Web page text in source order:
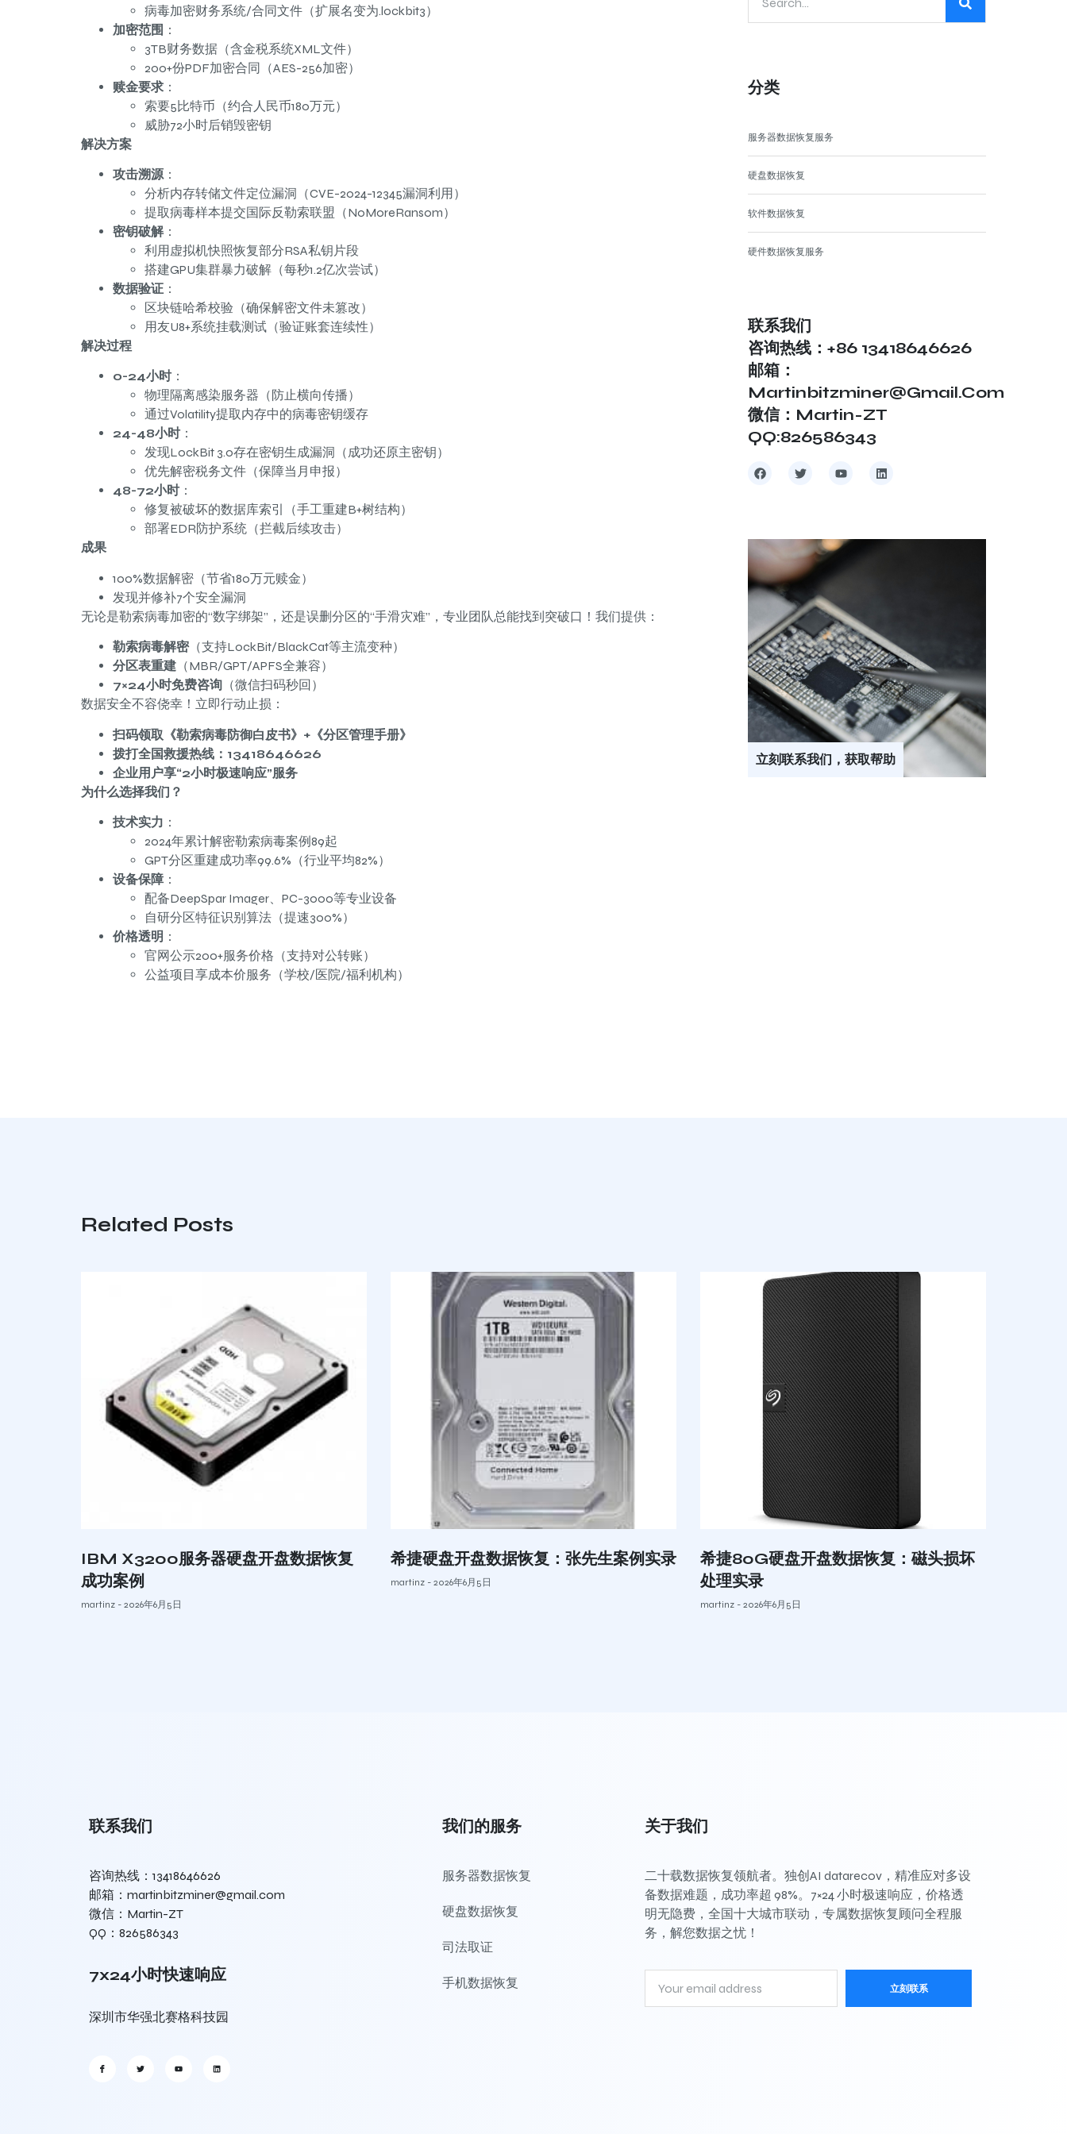
病毒加密财务系统/合同文件（扩展名变为.lockbit3）
加密范围 ：
3TB财务数据（含金税系统XML文件）
200+份PDF加密合同（AES-256加密）
赎金要求 ：
索要5比特币（约合人民币180万元）
威胁72小时后销毁密钥
解决方案
攻击溯源：
分析内存转储文件定位漏洞（CVE-2024-12345漏洞利用）
提取病毒样本提交国际反勒索联盟（NoMoreRansom）
密钥破解：
利用虚拟机快照恢复部分RSA私钥片段
搭建GPU集群暴力破解（每秒1.2亿次尝试）
数据验证 ：
区块链哈希校验（确保解密文件未篡改）
用友U8+系统挂载测试（验证账套连续性）
解决过程
0-24小时：
物理隔离感染服务器（防止横向传播）
通过Volatility提取内存中的病毒密钥缓存
24-48小时：
发现LockBit 3.0存在密钥生成漏洞（成功还原主密钥）
优先解密税务文件（保障当月申报）
48-72小时：
修复被破坏的数据库索引（手工重建B+树结构）
部署EDR防护系统（拦截后续攻击）
成果
100%数据解密（节省180万元赎金）
发现并修补7个安全漏洞
无论是勒索病毒加密的“数字绑架”，还是误删分区的“手滑灾难”，专业团队总能找到突破口！我们提供：
勒索病毒解密（支持LockBit/BlackCat等主流变种）
分区表重建 （MBR/GPT/APFS全兼容）
7×24小时免费咨询 （微信扫码秒回）
数据安全不容侥幸！立即行动止损：
扫码领取《勒索病毒防御白皮书》+《分区管理手册》
拨打全国救援热线：13418646626
企业用户享“2小时极速响应”服务
为什么选择我们？
技术实力 ：
2024年累计解密勒索病毒案例89起
GPT分区重建成功率99.6%（行业平均82%）
设备保障 ：
配备DeepSpar Imager、PC-3000等专业设备
自研分区特征识别算法（提速300%）
价格透明 ：
官网公示200+服务价格（支持对公转账）
公益项目享成本价服务（学校/医院/福利机构）
分类
服务器数据恢复服务
硬盘数据恢复
软件数据恢复
硬件数据恢复服务
联系我们
咨询热线：+86 13418646626
邮箱：
Martinbitzminer@gmail.com
微信：Martin-ZT
QQ:826586343
立刻联系我们，获取帮助
Related Posts
IBM X3200服务器硬盘开盘数据恢复
成功案例
martinz 2026年6月5日
希捷硬盘开盘数据恢复：张先生案例实录
martinz 2026年6月5日
希捷80G硬盘开盘数据恢复：磁头损坏
处理实录
martinz 2026年6月5日
联系我们
咨询热线：13418646626
邮箱：martinbitzminer@gmail.com
微信：Martin-ZT
QQ：826586343
7x24小时快速响应
深圳市华强北赛格科技园
我们的服务
服务器数据恢复
硬盘数据恢复
司法取证
手机数据恢复
关于我们
二十载数据恢复领航者。独创AI datarecov，精准应对多设
备数据难题，成功率超 98%。7×24 小时极速响应，价格透
明无隐费，全国十大城市联动，专属数据恢复顾问全程服
务，解您数据之忧！
立刻联系